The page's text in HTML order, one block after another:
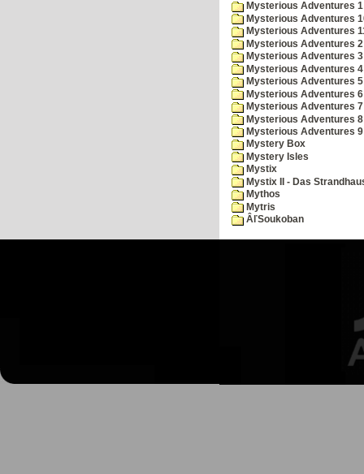
Mysterious Adventures
Mysterious Adventures
Mysterious Adventures
Mysterious Adventures
Mysterious Adventures
Mysterious Adventures
Mysterious Adventures
Mysterious Adventures
Mysterious Adventures
Mysterious Adventures
Mysterious Adventures
Mystery Box
Mystery Isles
Mystix
Mystix II - Das
Mythos
Mytris
ÂľSoukoban